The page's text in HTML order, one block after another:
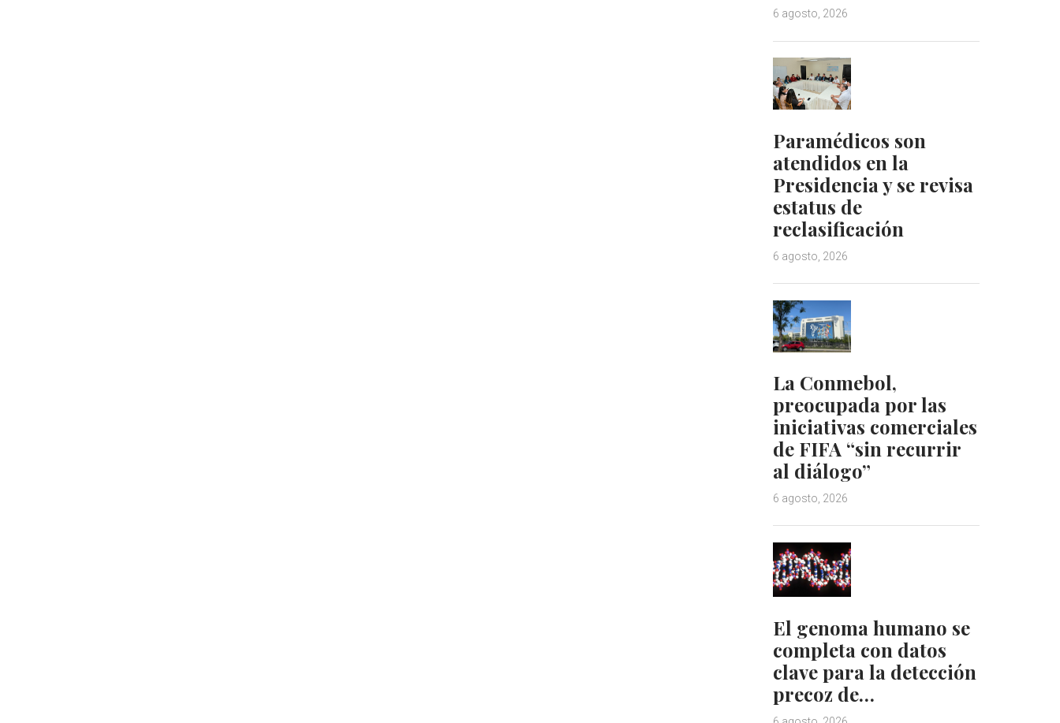
6 agosto, 2026
Paramédicos son
atendidos en la
Presidencia y se revisa
estatus de
reclasificación
6 agosto, 2026
La Conmebol,
preocupada por las
iniciativas comerciales
de FIFA “sin recurrir
al diálogo”
6 agosto, 2026
El genoma humano se
completa con datos
clave para la detección
precoz de…